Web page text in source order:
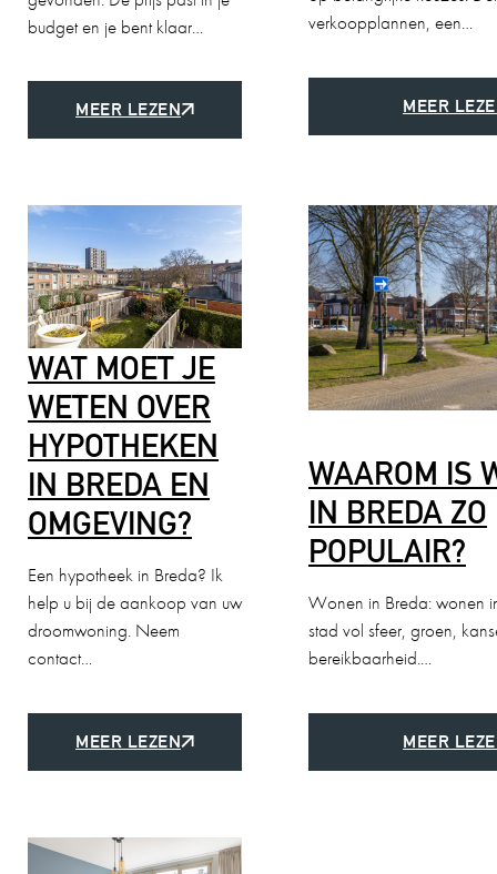
budget en je bent klaar…
MEER LEZEN
verkoopplannen, een…
MEER
WAT MOET JE
WETEN OVER
HYPOTHEKEN
IN BREDA EN
OMGEVING?
Een hypotheek in Breda? Ik
help u bij de aankoop van uw
droomwoning. Neem
contact…
MEER LEZEN
WAAROM IS
IN BREDA ZO
POPULAIR?
Wonen in Breda: wonen
stad vol sfeer, groen,
bereikbaarheid.…
MEER